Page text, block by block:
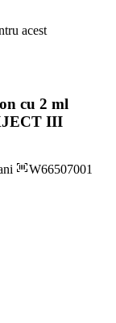
acest
cu 2 ml
III
W66507001